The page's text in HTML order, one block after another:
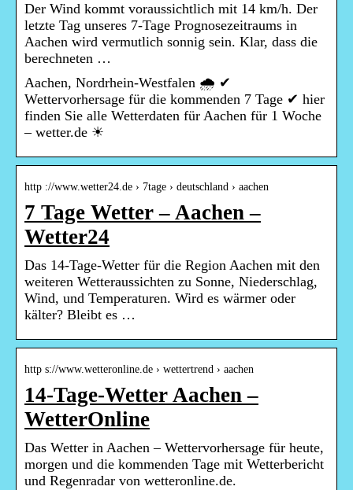
Der Wind kommt voraussichtlich mit 14 km/h. Der
letzte Tag unseres 7-Tage Prognosezeitraums in
Aachen wird vermutlich sonnig sein. Klar, dass die
berechneten …
Aachen, Nordrhein-Westfalen 🌧️ ✔
Wettervorhersage für die kommenden 7 Tage ✔ hier
finden Sie alle Wetterdaten für Aachen für 1 Woche
– wetter.de ☀
http ://www.wetter24.de › 7tage › deutschland › aachen
7 Tage Wetter – Aachen –
Wetter24
Das 14-Tage-Wetter für die Region Aachen mit den
weiteren Wetteraussichten zu Sonne, Niederschlag,
Wind, und Temperaturen. Wird es wärmer oder
kälter? Bleibt es …
http s://www.wetteronline.de › wettertrend › aachen
14-Tage-Wetter Aachen –
WetterOnline
Das Wetter in Aachen – Wettervorhersage für heute,
morgen und die kommenden Tage mit Wetterbericht
und Regenradar von wetteronline.de.